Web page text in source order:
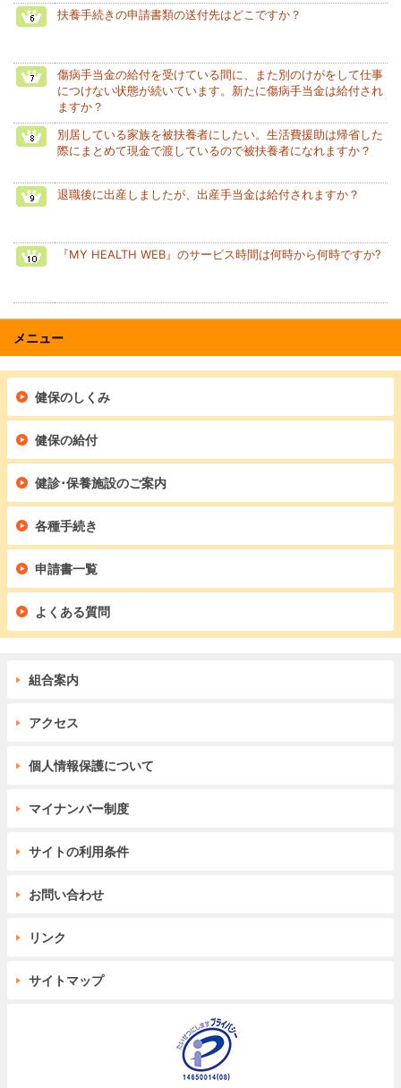
扶養手続きの申請書類の送付先はどこですか？
傷病手当金の給付を受けている間に、また別のけがをして仕事
につけない状態が続いています。新たに傷病手当金は給付され
ますか？
別居している家族を被扶養者にしたい。生活費援助は帰省した
際にまとめて現金で渡しているので被扶養者になれますか？
退職後に出産しましたが、出産手当金は給付されますか？
『MY HEALTH WEB』のサービス時間は何時から何時ですか?
メニュー
健保のしくみ
健保の給付
健診･保養施設のご案内
各種手続き
申請書一覧
よくある質問
組合案内
アクセス
個人情報保護について
マイナンバー制度
サイトの利用条件
お問い合わせ
リンク
サイトマップ